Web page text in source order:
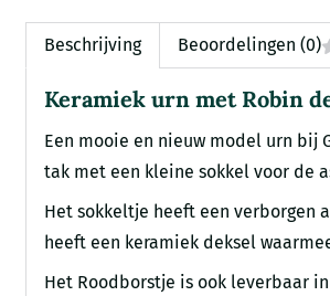
Beschrijving Beoordelingen (0)
Keramiek urn met Robin
Een mooie en nieuw model urn bij
tak met een kleine sokkel voor de
Het sokkeltje heeft een verborgen
heeft een keramiek deksel
Het Roodborstje is ook leverbaar